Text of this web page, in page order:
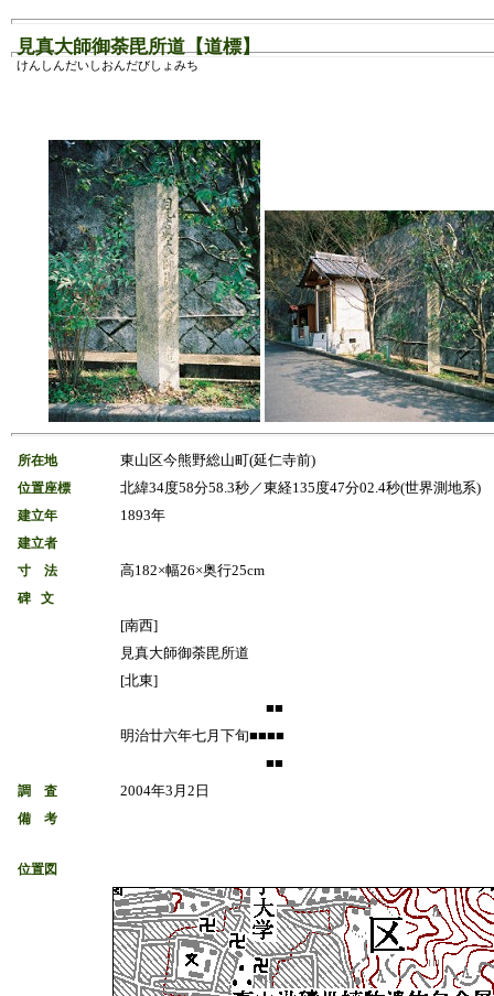
見真大師御荼毘所道【道標】
けんしんだいしおんだびしょみち
所在地 東山区今熊野総山町(延仁寺前)
位置座標 北緯34度58分58.3秒／東経135度47分02.4秒(世界測地系)
建立年 1893年
建立者
寸 法
高182×幅26×奥行25cm
碑 文
[南西]
見真大師御荼毘所道
[北東]
■■
明治廿六年七月下旬■■■■
■■
調 査 2004年3月2日
備 考
位置図